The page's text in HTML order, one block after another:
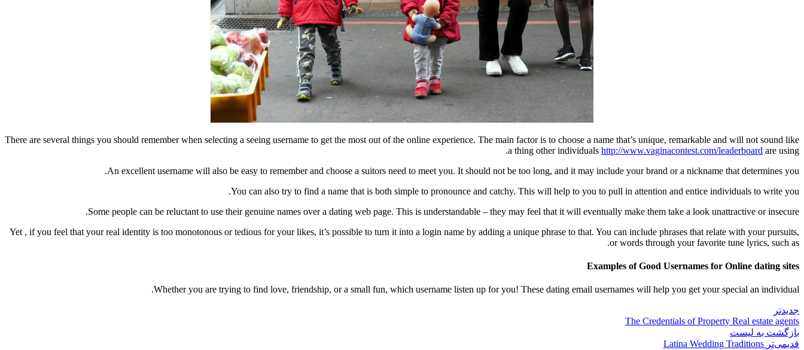
There are several things you should remember when selecting a seeing username to get the most out of the online experience. The main factor is to choose a name that’s unique, remarkable and will not sound like
a thing other individuals http://www.vaginacontest.com/leaderboard are using.
An excellent username will also be easy to remember and choose a suitors need to meet you. It should not be too long, and it may include your brand or a nickname that determines you.
You can also try to find a name that is both simple to pronounce and catchy. This will help to you to pull in attention and entice individuals to write you.
Some people can be reluctant to use their genuine names over a dating web page. This is understandable – they may feel that it will eventually make them take a look unattractive or insecure.
Yet , if you feel that your real identity is too monotonous or tedious for your likes, it’s possible to turn it into a login name by adding a unique phrase to that. You can include phrases that relate with your pursuits,
or words through your favorite tune lyrics, such as.
Examples of Good Usernames for Online dating sites
Whether you are trying to find love, friendship, or a small fun, which username listen up for you! These dating email usernames will help you get your special an individual.
جدیدتر
The Credentials of Property Real estate agents
بازگشت به لیست
قدیمی‌تر Latina Wedding Traditions